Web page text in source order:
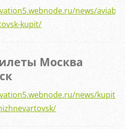
news/
kupit/
Москва
news/kupit-